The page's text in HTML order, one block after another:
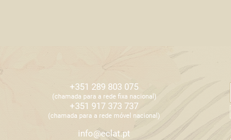
+351 289 803 075
​​(chamada para a rede fixa nacional)
+351 917 373 737
​​(chamada para a rede móvel nacional)
info@eclat.pt